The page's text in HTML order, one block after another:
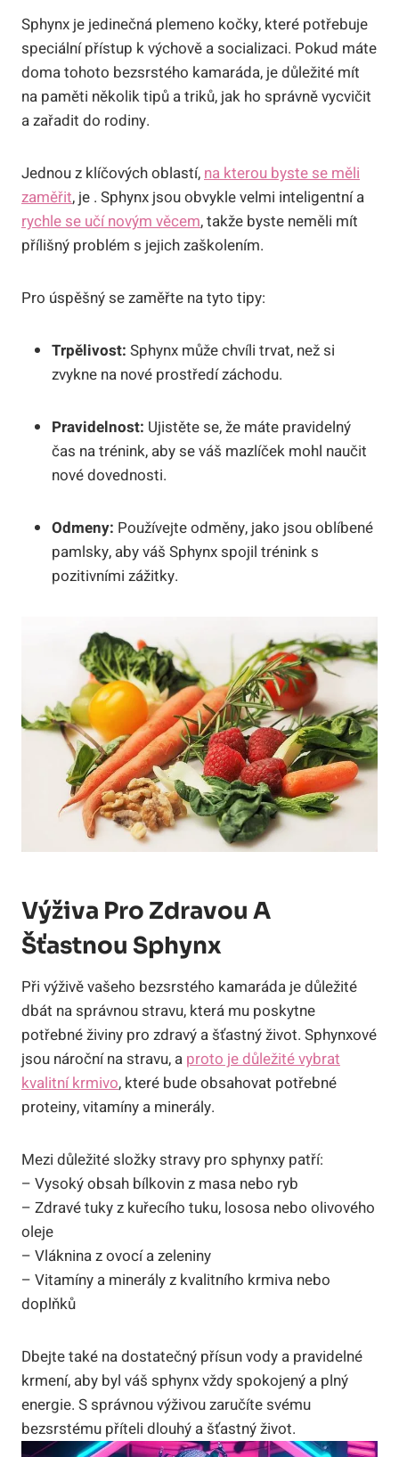
Sphynx je jedinečná plemeno kočky, které potřebuje
speciální přístup k výchově a socializaci. Pokud máte
doma tohoto bezsrstého kamaráda, je důležité mít
na paměti několik tipů a triků, jak ho správně vycvičit
a zařadit do rodiny.
Jednou z klíčových oblastí, na kterou byste se měli
zaměřit, je . Sphynx jsou obvykle velmi inteligentní a
rychle se učí novým věcem, takže byste neměli mít
přílišný problém s jejich zaškolením.
Pro úspěšný se zaměřte na tyto tipy:
Trpělivost: Sphynx může chvíli trvat, než si
zvykne na nové prostředí záchodu.
Pravidelnost: Ujistěte se, že máte pravidelný
čas na trénink, aby se váš mazlíček mohl naučit
nové dovednosti.
Odmeny: Používejte odměny, jako jsou oblíbené
pamlsky, aby váš Sphynx spojil trénink s
pozitivními zážitky.
Výživa Pro Zdravou A
Šťastnou Sphynx
Při výživě vašeho bezsrstého kamaráda je důležité
dbát na správnou stravu, která mu poskytne
potřebné živiny pro zdravý a šťastný život. Sphynxové
jsou nároční na stravu, a proto je důležité vybrat
kvalitní krmivo, které bude obsahovat potřebné
proteiny, vitamíny a minerály.
Mezi důležité složky stravy pro sphynxy patří:
– Vysoký obsah bílkovin z masa nebo ryb
– Zdravé tuky z kuřecího tuku, lososa nebo olivového
oleje
– Vláknina z ovocí a zeleniny
– Vitamíny a minerály z kvalitního krmiva nebo
doplňků
Dbejte také na dostatečný přísun vody a pravidelné
krmení, aby byl váš sphynx vždy spokojený a plný
energie. S správnou výživou zaručíte svému
bezsrstému příteli dlouhý a šťastný život.